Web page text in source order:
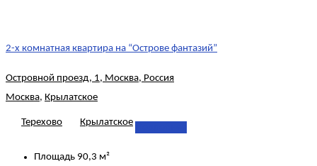
2-х комнатная квартира на “Острове фантазий”
Островной проезд, 1, Москва, Россия
Москва, Крылатское
Терехово Крылатское
Площадь 90,3 м²